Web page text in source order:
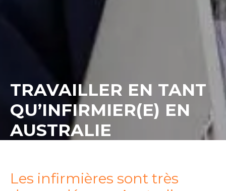
TRAVAILLER EN TANT
QU’INFIRMIER(E) EN
AUSTRALIE
Les infirmières sont très